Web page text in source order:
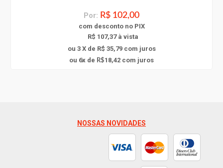
Por: R$ 102,00
com desconto no PIX
R$ 107,37 à vista
ou 3 X de R$ 35,79com juros
ou 6x de R$18,42 com juros
NOSSAS NOVIDADES